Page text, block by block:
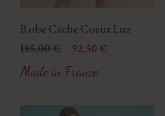
Robe Cache Coeur Luz
Prix
Prix de base
185,00 € 92,50 €
Made in France